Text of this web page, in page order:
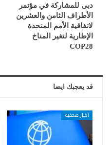
دبى للمشاركة في مؤتمر
الأطراف الثامن والعشرين
لاتفاقية الأمم المتحدة
الإطارية لتغير المناخ
COP28
قد يعجبك ايضا
أخبار صحفية